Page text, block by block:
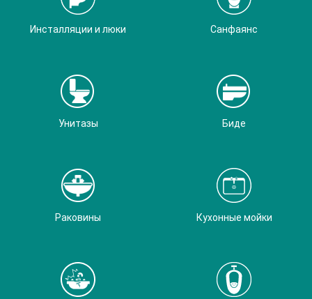
Инсталляции и люки Санфаянс
Унитазы Биде
Раковины Кухонные мойки